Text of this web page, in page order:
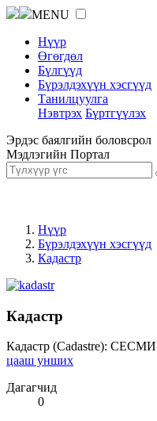
MENU
Нүүр
Өгөгдөл
Бүлгүүд
Бүрэлдэхүүн хэсгүүд
Танилцуулга
Нэвтрэх Бүртгүүлэх
Эрдэс баялгийн боловсрол
Мэдлэгийн Портал
Нүүр
Бүрэлдэхүүн хэсгүүд
Кадастр
Кадастр
Кадастр (Cadastre):
цааш унших
Дагагчид
0